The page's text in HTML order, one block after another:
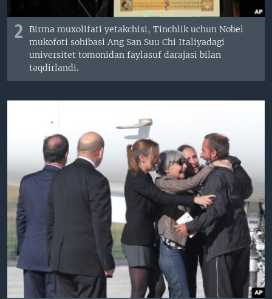
2
Birma muxolifati yetakchisi, Tinchlik uchun Nobel
mukofoti sohibasi Ang San Suu Chi Italiyadagi
universitet tomonidan faylasuf darajasi bilan
taqdirlandi.